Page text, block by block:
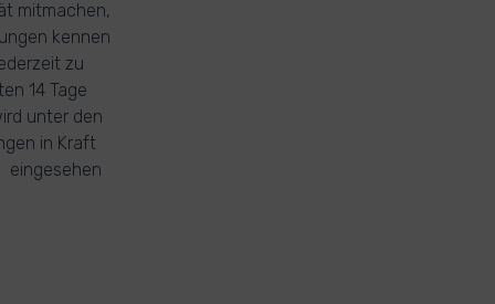
mitmachen,
kennen
zu
14 Tage
unter den
in Kraft
eingesehen